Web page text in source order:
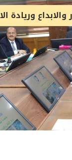
والابداع وريادة